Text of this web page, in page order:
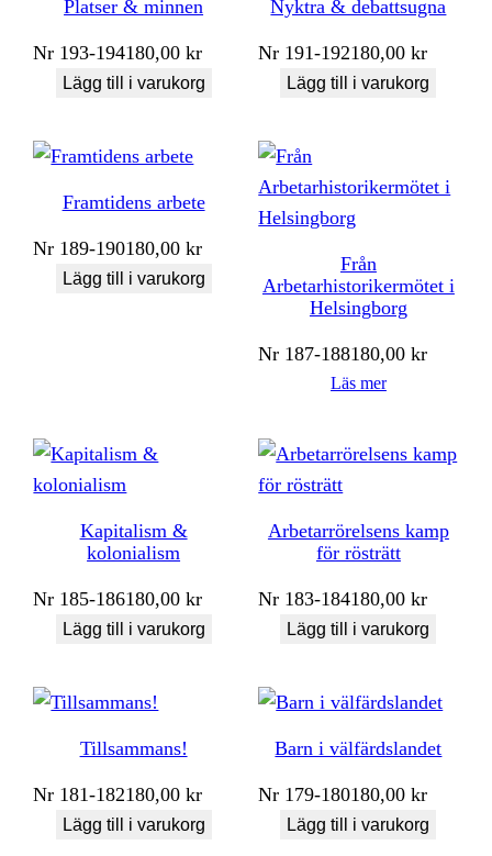
Platser & minnen
Nr 193-194180,00kr
Lägg till i varukorg
Nyktra & debattsugna
Nr 191-192180,00kr
Lägg till i varukorg
Framtidens arbete
Nr 189-190180,00kr
Lägg till i varukorg
Från
Arbetarhistorikermötet i
Helsingborg
Nr 187-188180,00kr
Läs mer
Kapitalism &
kolonialism
Nr 185-186180,00kr
Lägg till i varukorg
Arbetarrörelsens kamp
för rösträtt
Nr 183-184180,00kr
Lägg till i varukorg
Tillsammans!
Nr 181-182180,00kr
Lägg till i varukorg
Barn i välfärdslandet
Nr 179-180180,00kr
Lägg till i varukorg